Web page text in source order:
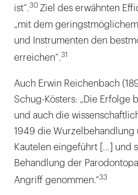
ist“.30 Ziel des erwähnten
„mit dem
und Instrumenten den
erreichen“.31
Auch Erwin Reichenbach
Schug-Kösters: „Die Erfolge
und auch die
1949 die Wurzelbehandlung
Kautelen eingeführt [...] und
Behandlung der
Angriff genommen.“33